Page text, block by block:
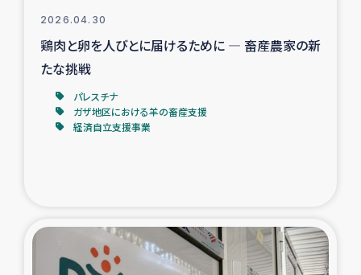
ガザ人道支援
令和6年能登半島地震 緊急支援
タイ国境ミャンマー移民子ども支援
漁民によるマングローブ植林活動
2026.04.30
鶏肉と卵を人びとに届けるために ― 畜産農家の新
たな挑戦
パレスチナ
ガザ地区における羊の畜産支援
経済自立支援事業